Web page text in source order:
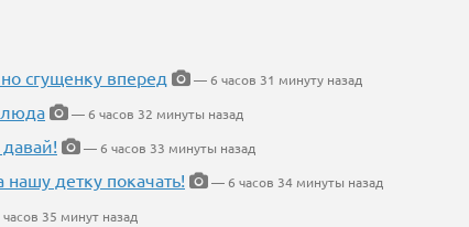
сгущенку вперед
— 6 часов 31 минуту назад
— 6 часов 32 минуты назад
давай!
— 6 часов 33 минуты назад
детку покачать!
— 6 часов 34 минуты назад
35 минут назад